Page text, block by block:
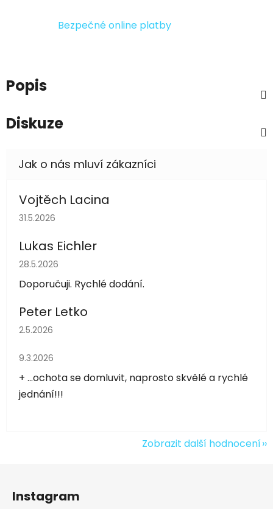
Bezpečné online platby
Popis
Diskuze
Vojtěch Lacina
Hodnocení obchodu je 5 z 5 hvězdiček.
31.5.2026
Lukas Eichler
Hodnocení obchodu je 5 z 5 hvězdiček.
28.5.2026
Doporučuji. Rychlé dodání.
Peter Letko
Hodnocení obchodu je 5 z 5 hvězdiček.
2.5.2026
Hodnocení obchodu je 5 z 5 hvězdiček.
9.3.2026
+ ...ochota se domluvit, naprosto skvělé a rychlé
jednání!!!
Zobrazit další hodnocení
Instagram